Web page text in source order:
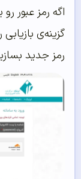
اگه رمز عبور
گزینه‌ی
رمز جدید